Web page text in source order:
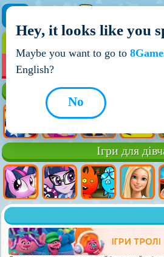
НОВІ ІГРИ
Ігри для
Hey, it looks like you
Maybe you want to go to
English?
No